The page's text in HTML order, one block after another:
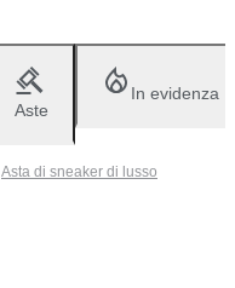
Aste
In evidenza
Asta di sneaker di lusso